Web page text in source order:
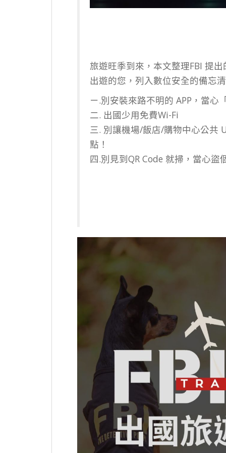
旅遊旺季到來，本文整理FBI 提
出遊的您，列入數位安全的備忘
ㄧ.別安裝來路不明的 APP，當
二. 出國少用免費Wi-Fi
三. 別讓機場/飯店/購物中心公共
點！
四.別見到QR Code 就掃，當心